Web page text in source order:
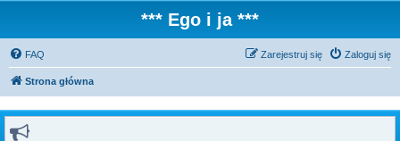
*** Ego i ja ***
FAQ Zaloguj się
Zarejestruj się
Strona główna